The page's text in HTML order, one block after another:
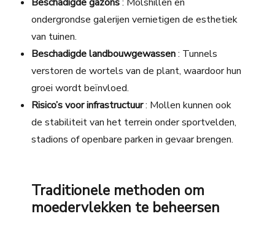
ondergrondse galerijen vernietigen de esthetiek
van tuinen.
Beschadigde landbouwgewassen: Tunnels
verstoren de wortels van de plant, waardoor hun
groei wordt beïnvloed.
Risico’s voor infrastructuur: Mollen kunnen ook
de stabiliteit van het terrein onder sportvelden,
stadions of openbare parken in gevaar brengen.
Traditionele methoden om
moedervlekken te beheersen